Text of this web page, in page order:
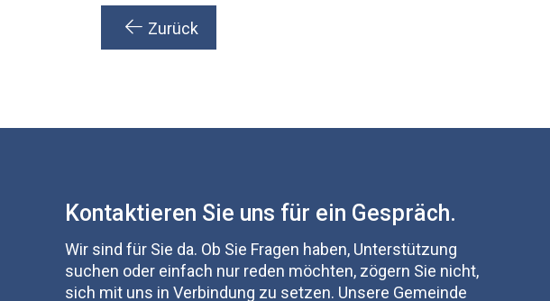
Zurück
Kontaktieren Sie uns für ein Gespräch.
Wir sind für Sie da. Ob Sie Fragen haben, Unterstützung
suchen oder einfach nur reden möchten, zögern Sie nicht,
sich mit uns in Verbindung zu setzen. Unsere Gemeinde